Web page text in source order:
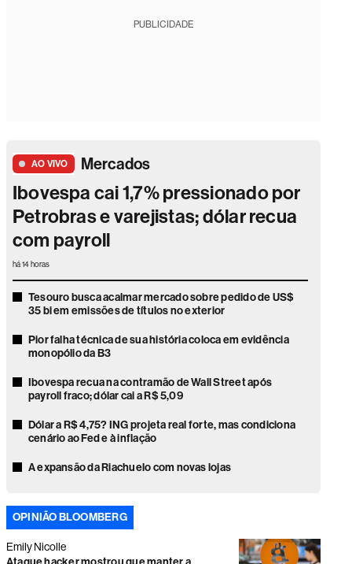
PUBLICIDADE
AO VIVO Mercados
Ibovespa cai 1,7% pressionado por
Petrobras e varejistas; dólar recua
com payroll
há 14 horas
Tesouro busca acalmar mercado sobre pedido de US$
35 bi em emissões de títulos no exterior
Pior falha técnica de sua história coloca em evidência
monopólio da B3
Ibovespa recua na contramão de Wall Street após
payroll fraco; dólar cai a R$ 5,09
Dólar a R$ 4,75? ING projeta real forte, mas condiciona
cenário ao Fed e à inflação
A expansão da Riachuelo com novas lojas
divulgação de dados sobre emprego nos EUA
Ibovespa cai 1,23% com pressão de Vale e Bradesco;
dólar recua após decisão do Copom
OPINIÃO BLOOMBERG
Emily Nicolle